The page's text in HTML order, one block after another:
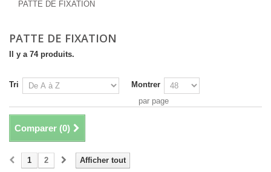
PATTE DE FIXATION
PATTE DE FIXATION
Il y a 74 produits.
Tri
Montrer
par page
Comparer (0)
Afficher tout
1 2